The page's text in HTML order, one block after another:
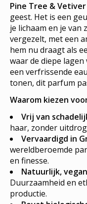
Pine Tree & Vetiver
geest. Het is een
je lichaam en je
vergezelt, met een
hem nu draagt als
waar de diepe
een verfrissende
tonen, dit parfum
Waarom kiezen
Vrij van
haar, zonder
Vervaardigd in
wereldberoemde
en finesse.
Natuurlijk,
Duurzaamheid en
productie.